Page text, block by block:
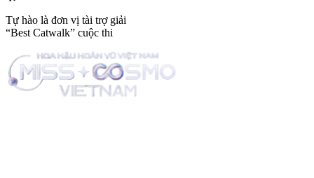
Tự hào là đơn vị tài trợ giải
“Best Catwalk” cuộc thi